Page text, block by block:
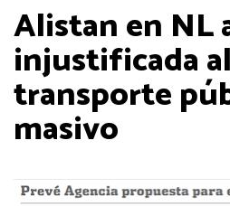
Alistan en NL
injustificada al
transporte
masivo